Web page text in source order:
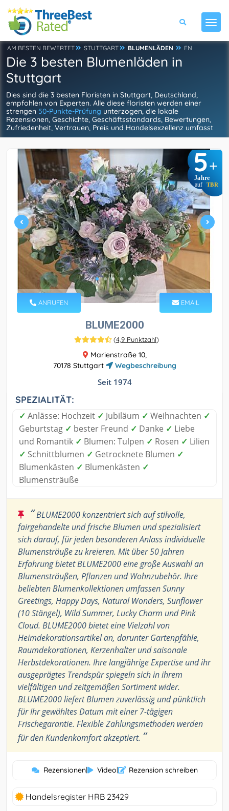
AM BESTEN BEWERTET STUTTGART BLUMENLÄDEN EN
Die 3 besten Blumenläden in
Stuttgart
Dies sind die 3 besten Floristen in Stuttgart, Deutschland,
empfohlen von Experten. Alle diese floristen werden einer
strengen 50-Punkte-Prüfung unterzogen, die lokale
Rezensionen, Geschichte, Geschäftsstandards, Bewertungen,
Zufriedenheit, Vertrauen, Preis und Handelsexzellenz umfasst
5+
Jahre
auf TBR
ANRUFEN EMAIL
BLUME2000
(4,9 Punktzahl)
Marienstraße 10,
70178 Stuttgart
Wegbeschreibung
Seit 1974
SPEZIALITÄT:
✓ Anlässe: Hochzeit ✓ Jubiläum ✓ Weihnachten ✓
Geburtstag ✓ bester Freund ✓ Danke ✓ Liebe
und Romantik ✓ Blumen: Tulpen ✓ Rosen ✓ Lilien
✓ Schnittblumen ✓ Getrocknete Blumen ✓
Blumenkästen ✓ Blumenkästen ✓
Blumensträuße
“BLUME2000 konzentriert sich auf stilvolle,
fairgehandelte und frische Blumen und spezialisiert
sich darauf, für jeden besonderen Anlass individuelle
Blumensträuße zu kreieren. Mit über 50 Jahren
Erfahrung bietet BLUME2000 eine große Auswahl an
Blumensträußen, Pflanzen und Wohnzubehör. Ihre
beliebten Blumenkollektionen umfassen Sunny
Greetings, Happy Days, Natural Wonders, Sunflower
(10 Stängel), Wild Summer, Lucky Charm und Pink
Cloud. BLUME2000 bietet eine Vielzahl von
Heimdekorationsartikel an, darunter Gartenpfähle,
Raumdekorationen, Kerzenhalter und saisonale
Herbstdekorationen. Ihre langjährige Expertise und ihr
ausgeprägtes Trendspür spiegeln sich in ihrem
vielfältigen und zeitgemäßen Sortiment wider.
BLUME2000 liefert Blumen zuverlässig und pünktlich
für Ihr gewähltes Datum mit einer 7-tägigen
Frischegarantie. Flexible Zahlungsmethoden werden
für den Kundenkomfort akzeptiert. ”
Rezensionen| Video| Rezension schreiben
Handelsregister HRB 23429